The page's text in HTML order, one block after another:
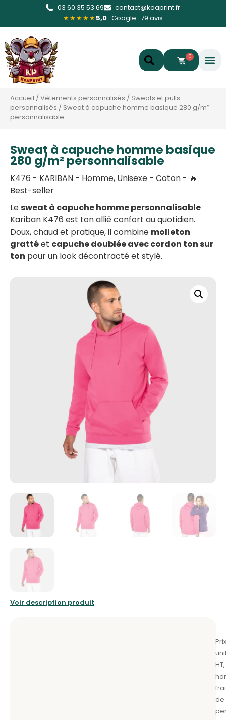
03 60 35 53 69
contact@koaprint.fr
★★★★★5,0 · Google · 79 avis
0
Accueil /Vêtements personnalisés / Sweats et pulls
personnalisés / Sweat à capuche homme basique 280 g/m²
personnalisable
Sweat à capuche homme basique
280 g/m² personnalisable
K476 - KARIBAN - Homme, Unisexe - Coton - 🔥
Best-seller
Lesweat à capuche homme personnalisable
Kariban K476 est ton allié confort au quotidien.
Doux, chaud et pratique, il combine molleton
grattéet capuche doublée avec cordon ton sur
ton pour un look décontracté et stylé.
Voir description produit